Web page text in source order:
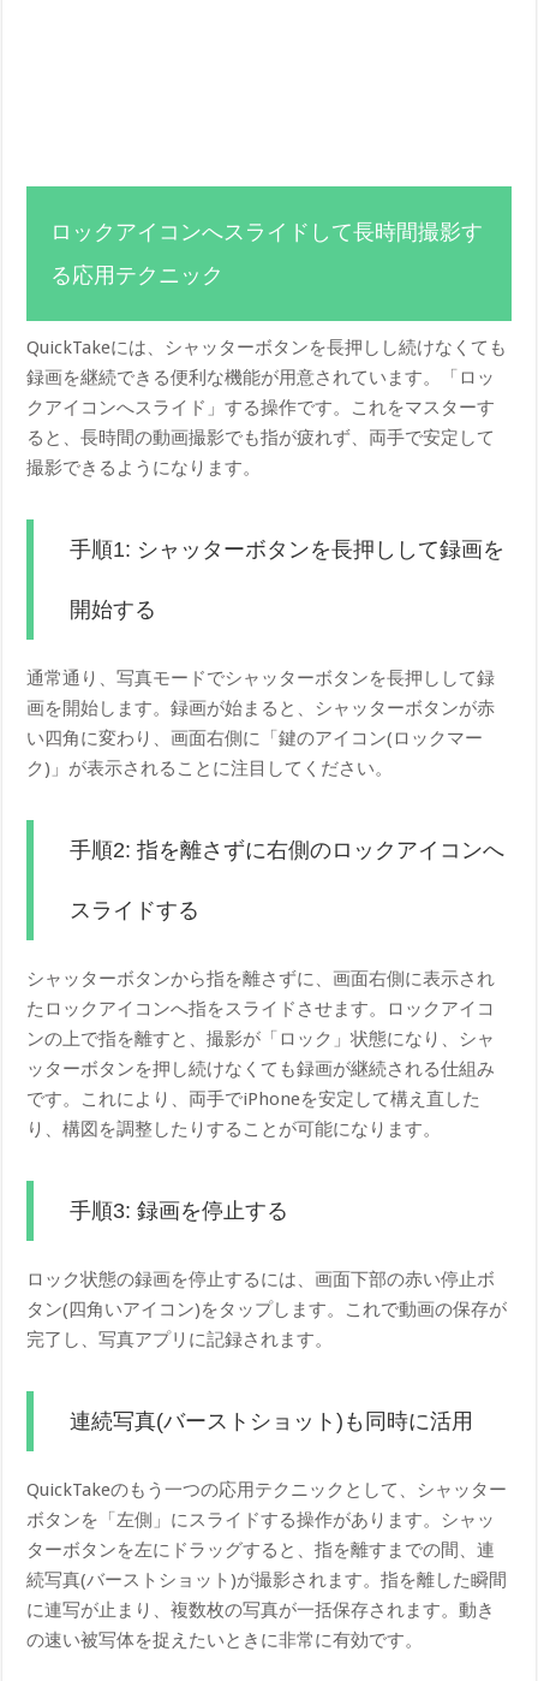
ロックアイコンへスライドして長時間撮影す
る応用テクニック
QuickTakeには、シャッターボタンを長押しし続けなくても
録画を継続できる便利な機能が用意されています。「ロッ
クアイコンへスライド」する操作です。これをマスターす
ると、長時間の動画撮影でも指が疲れず、両手で安定して
撮影できるようになります。
手順1: シャッターボタンを長押しして録画を
開始する
通常通り、写真モードでシャッターボタンを長押しして録
画を開始します。録画が始まると、シャッターボタンが赤
い四角に変わり、画面右側に「鍵のアイコン(ロックマー
ク)」が表示されることに注目してください。
手順2: 指を離さずに右側のロックアイコンへ
スライドする
シャッターボタンから指を離さずに、画面右側に表示され
たロックアイコンへ指をスライドさせます。ロックアイコ
ンの上で指を離すと、撮影が「ロック」状態になり、シャ
ッターボタンを押し続けなくても録画が継続される仕組み
です。これにより、両手でiPhoneを安定して構え直した
り、構図を調整したりすることが可能になります。
手順3: 録画を停止する
ロック状態の録画を停止するには、画面下部の赤い停止ボ
タン(四角いアイコン)をタップします。これで動画の保存が
完了し、写真アプリに記録されます。
連続写真(バーストショット)も同時に活用
QuickTakeのもう一つの応用テクニックとして、シャッター
ボタンを「左側」にスライドする操作があります。シャッ
ターボタンを左にドラッグすると、指を離すまでの間、連
続写真(バーストショット)が撮影されます。指を離した瞬間
に連写が止まり、複数枚の写真が一括保存されます。動き
の速い被写体を捉えたいときに非常に有効です。